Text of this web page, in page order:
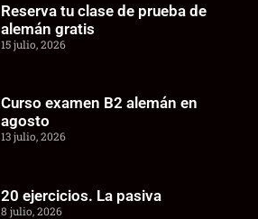
Reserva tu clase de prueba de
alemán gratis
15 julio, 2026
Curso examen B2 alemán en
agosto
13 julio, 2026
20 ejercicios. La pasiva
8 julio, 2026